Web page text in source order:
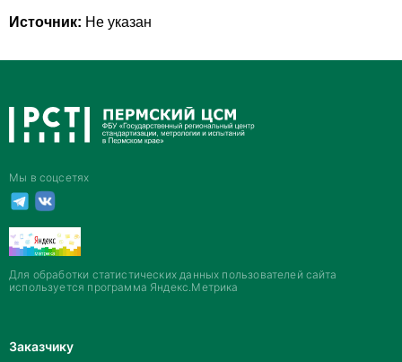
Источник: Не указан
Мы в соцсетях
Для обработки статистических данных пользователей сайта
используется программа Яндекс.Метрика
Заказчику